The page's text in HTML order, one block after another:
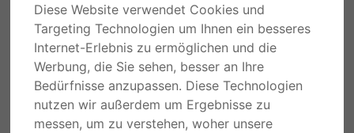
Diese Website verwendet Cookies und
Targeting Technologien um Ihnen ein besseres
Internet-Erlebnis zu ermöglichen und die
Werbung, die Sie sehen, besser an Ihre
Bedürfnisse anzupassen. Diese Technologien
nutzen wir außerdem um Ergebnisse zu
messen, um zu verstehen, woher unsere